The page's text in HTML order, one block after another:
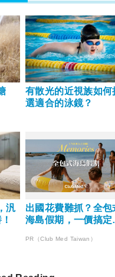
有散光的近視族如何
選適合的泳鏡？
汎
出國花費難抓？全包
海島假期，一價搞定
PR（Club Med Taiwan）